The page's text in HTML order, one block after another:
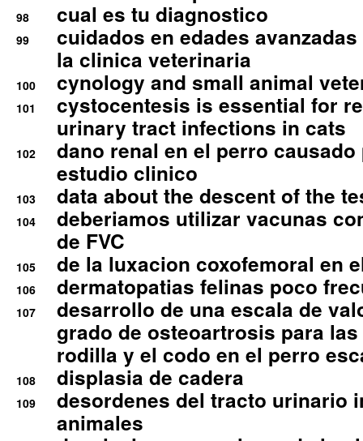
98 cual es tu diagnostico
99
cuidados en edades
la clinica veterinaria
100 cynology and small animal
101
cystocentesis is essential for
urinary tract infections in cats
102
dano renal en el perro
estudio clinico
103 data about the descent of the
104
deberiamos utilizar vacunas
de FVC
105 de la luxacion coxofemoral en
106 dermatopatias felinas poco
107
desarrollo de una escala de
grado de osteoartrosis para
rodilla y el codo en el perro
108 displasia de cadera
109
desordenes del tracto urinario
animales